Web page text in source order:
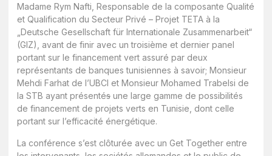
Madame Rym Nafti, Responsable de la composante Qualité
et Qualification du Secteur Privé – Projet TETA à la
„Deutsche Gesellschaft für Internationale Zusammenarbeit“
(GIZ), avant de finir avec un troisième et dernier panel
portant sur le financement vert assuré par deux
représentants de banques tunisiennes à savoir; Monsieur
Mehdi Farhat de l’UBCI et Monsieur Mohamed Trabelsi de
la STB ayant présentés une large gamme de possibilités
de financement de projets verts en Tunisie, dont celle
portant sur l’efficacité énergétique.
La conférence s’est clôturée avec un Get Together entre